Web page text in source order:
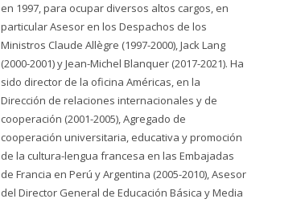
en 1997, para ocupar diversos altos cargos, en
particular Asesor en los Despachos de los
Ministros Claude Allègre (1997-2000), Jack Lang
(2000-2001) y Jean-Michel Blanquer (2017-2021). Ha
sido director de la oficina Américas, en la
Dirección de relaciones internacionales y de
cooperación (2001-2005), Agregado de
cooperación universitaria, educativa y promoción
de la cultura-lengua francesa en las Embajadas
de Francia en Perú y Argentina (2005-2010), Asesor
del Director General de Educación Básica y Media